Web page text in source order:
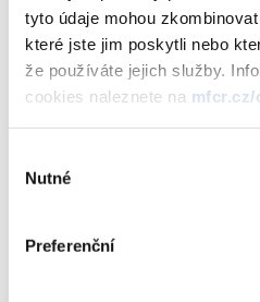
tyto údaje mohou
které jste jim poskytli nebo
že používáte jejich služby.
cookies naleznete na
souhlasu
Nutné
Preferenční
Dokumenty ke stažení
Informativní přehled
kanceláří dle ZHH -
Stáhnout vybrané (